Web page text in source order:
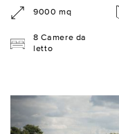
9000 mq
8 Camere da
letto